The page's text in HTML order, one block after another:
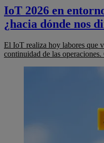
IoT 2026 en
¿hacia dónde nos
El IoT realiza hoy labores que
continuidad de las